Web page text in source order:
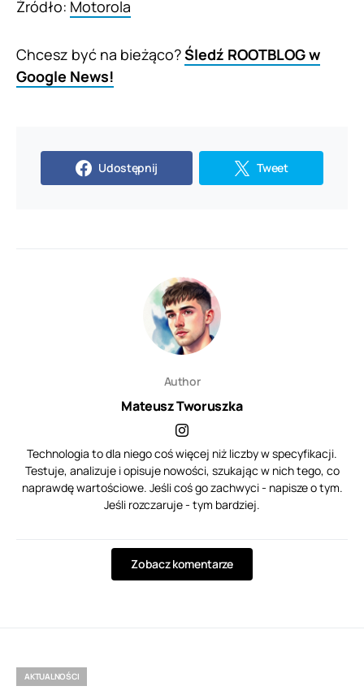
Źródło: Motorola
Chcesz być na bieżąco?Śledź ROOTBLOG w
Google News!
Udostępnij Tweet
Author
Mateusz Tworuszka
Technologia to dla niego coś więcej niż liczby w specyfikacji.
Testuje, analizuje i opisuje nowości, szukając w nich tego, co
naprawdę wartościowe. Jeśli coś go zachwyci - napisze o tym.
Jeśli rozczaruje - tym bardziej.
Zobacz komentarze
AKTUALNOŚCI